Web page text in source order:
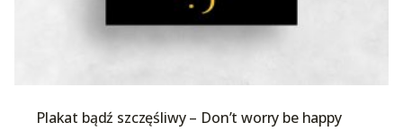
Plakat bądź szczęśliwy – Don’t worry be happy